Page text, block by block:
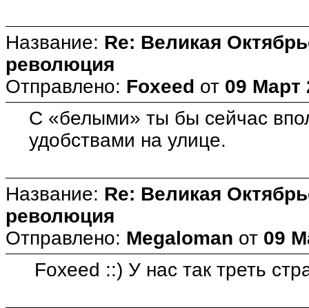
Название: Re: Великая
революция
Отправлено: Foxeed от 09 Март
С «белыми» ты бы сейчас
удобствами на улице.
Название: Re: Великая
революция
Отправлено: Megaloman от 09
Foxeed ::) У нас так треть